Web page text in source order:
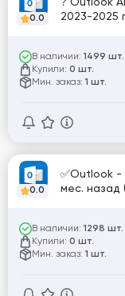
0.0
2023-2025
В наличии: 1499 шт.
Купили: 0 шт.
Мин. заказ: 1 шт.
0.0
✅Outlook -
мес. назад
В наличии: 1298 шт.
Купили: 0 шт.
Мин. заказ: 1 шт.